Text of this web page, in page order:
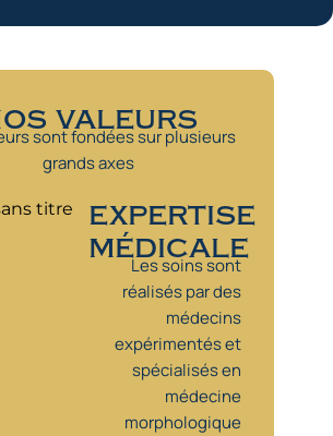
valeurs
sont fondées sur plusieurs
grands axes
expertise
médicale
Les soins sont
réalisés par des
médecins
expérimentés et
spécialisés en
médecine
morphologique